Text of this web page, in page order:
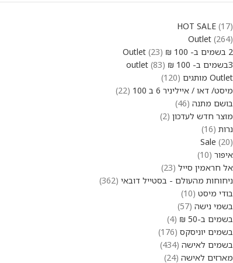
HOT SALE 17
Outlet 264
2 בשמים ב- 100 ₪ Outlet
23
3בשמים ב- 100 ₪ outlet
83
Outlet מותגים
120
מיסט/ דאו / אייליניר 6 ב 100
22
בושם מתנה 46
מוצר חדש לעדכון 2
נרות 16
Sale 20
איפור 10
אל חראמין סייל 23
ניחוחות מהעולם - בסטייל דובאי 362
בודי מיסט 10
בשמי נישה 57
בשמים ב-50 ₪
4
בשמים יוניסקס 176
בשמים לאישה 434
מארזים לאישה 24